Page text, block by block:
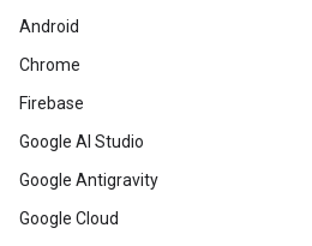
Android
Chrome
Firebase
Google AI Studio
Google Antigravity
Google Cloud